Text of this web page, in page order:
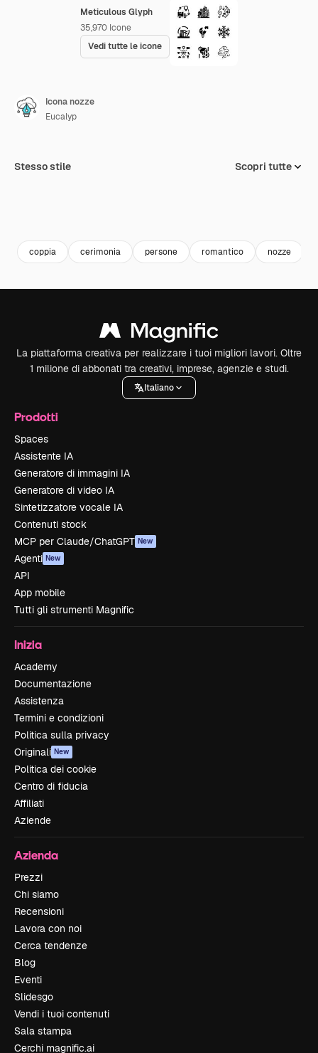
Meticulous Glyph
35,970 Icone
Vedi tutte le icone
Icona nozze
Eucalyp
Stesso stile Scopri tutte
coppia cerimonia persone romantico nozze
La piattaforma creativa per realizzare i tuoi migliori lavori. Oltre
1 milione di abbonati tra creativi, imprese, agenzie e studi.
Italiano
Prodotti
Spaces
Assistente IA
Generatore di immagini IA
Generatore di video IA
Sintetizzatore vocale IA
Contenuti stock
MCP per Claude/ChatGPT New
Agenti New
API
App mobile
Tutti gli strumenti Magnific
Inizia
Academy
Documentazione
Assistenza
Termini e condizioni
Politica sulla privacy
Originali New
Politica dei cookie
Centro di fiducia
Affiliati
Aziende
Azienda
Prezzi
Chi siamo
Recensioni
Lavora con noi
Cerca tendenze
Blog
Eventi
Slidesgo
Vendi i tuoi contenuti
Sala stampa
Cerchi magnific.ai